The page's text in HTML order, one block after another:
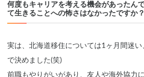
何度もキャリアを考える機会があったん
て生きることへの怖さはなかったですか？
実は、北海道移住については1ヶ月間迷い
で決めました(笑)
前職もやりがいがあり、友人や海外協力